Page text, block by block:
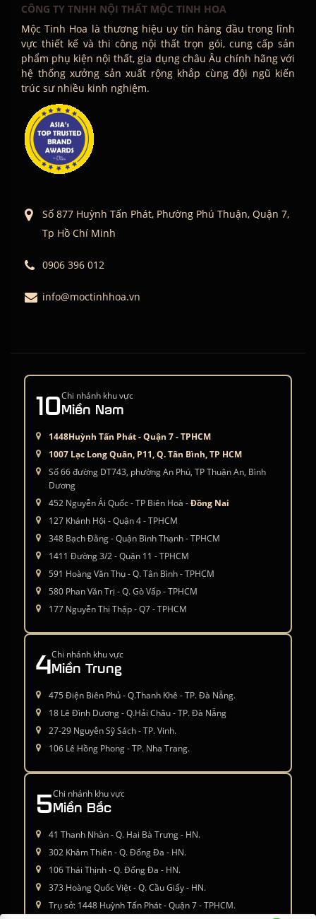
CÔNG TY TNHH NỘI THẤT MỘC TINH HOA
Mộc Tinh Hoa là thương hiệu uy tín hàng đầu trong lĩnh
vực thiết kế và thi công nội thất trọn gói, cung cấp sản
phẩm phụ kiện nội thất, gia dụng châu Âu chính hãng với
hệ thống xưởng sản xuất rộng khắp cùng đội ngũ kiến
trúc sư nhiều kinh nghiệm.
Số 877 Huỳnh Tấn Phát, Phường Phú Thuận, Quận 7,
Tp Hồ Chí Minh
0906 396 012
info@moctinhhoa.vn
10Chi nhánh khu vực
Miền Nam
1448Huỳnh Tấn Phát - Quận 7 - TPHCM
1007 Lạc Long Quân, P11, Q. Tân Bình, TP HCM
Số 66 đường DT743, phường An Phú, TP Thuận An, Bình
Dương
452 Nguyễn Ái Quốc - TP Biên Hoà -Đồng Nai
127 Khánh Hội - Quận 4 - TPHCM
348 Bạch Đằng - Quận Bình Thạnh - TPHCM
1411 Đường 3/2 - Quận 11 - TPHCM
591 Hoàng Văn Thụ - Q. Tân Bình - TPHCM
580 Phan Văn Trị - Q. Gò Vấp - TPHCM
177 Nguyễn Thị Thập - Q7 - TPHCM
4Chi nhánh khu vực
Miền Trung
475 Điện Biên Phủ - Q.Thanh Khê - TP. Đà Nẵng.
18 Lê Đình Dương - Q.Hải Châu - TP. Đà Nẵng
27-29 Nguyễn Sỹ Sách - TP. Vinh.
106 Lê Hồng Phong - TP. Nha Trang.
5Chi nhánh khu vực
Miền Bắc
41 Thanh Nhàn - Q. Hai Bà Trưng - HN.
302 Khâm Thiên - Q. Đống Đa - HN.
106 Thái Thịnh - Q. Đống Đa - HN.
373 Hoàng Quốc Việt - Q. Cầu Giấy - HN.
Trụ sở: 1448 Huỳnh Tấn Phát - Quận 7 - TPHCM.